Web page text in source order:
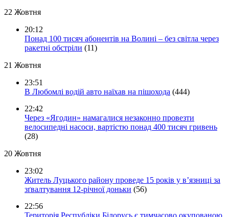
22 Жовтня
20:12
Понад 100 тисяч абонентів на Волині – без світла через
ракетні обстріли (11)
21 Жовтня
23:51
В Любомлі водій авто наїхав на пішохода (444)
22:42
Через «Ягодин» намагалися незаконно провезти
велосипедні насоси, вартістю понад 400 тисяч гривень
(28)
20 Жовтня
23:02
Житель Луцького району проведе 15 років у в’язниці за
зґвалтування 12-річної доньки (56)
22:56